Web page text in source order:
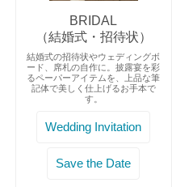
BRIDAL
（結婚式・招待状）
結婚式の招待状やウェディングボ
ード、席札の自作に。披露宴を彩
るペーパーアイテムを、上品な筆
記体で美しく仕上げるお手本で
す。
Wedding Invitation
Save the Date